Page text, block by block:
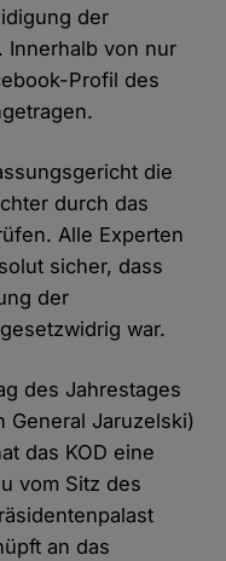
der
Innerhalb von nur
Profil des
die
durch das
Alle Experten
sicher, dass
der
war.
des Jahrestages
General Jaruzelski)
das KOD eine
vom Sitz des
an das